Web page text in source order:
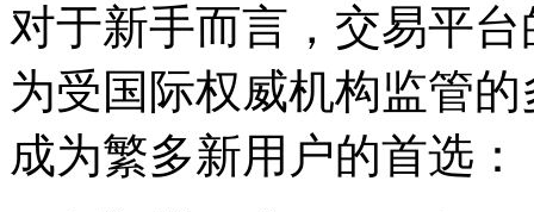
对于新手而言，交易平
为受国际权威机构监管
成为繁多新用户的首选：